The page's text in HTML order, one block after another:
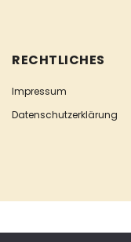
RECHTLICHES
Impressum
Datenschutzerklärung